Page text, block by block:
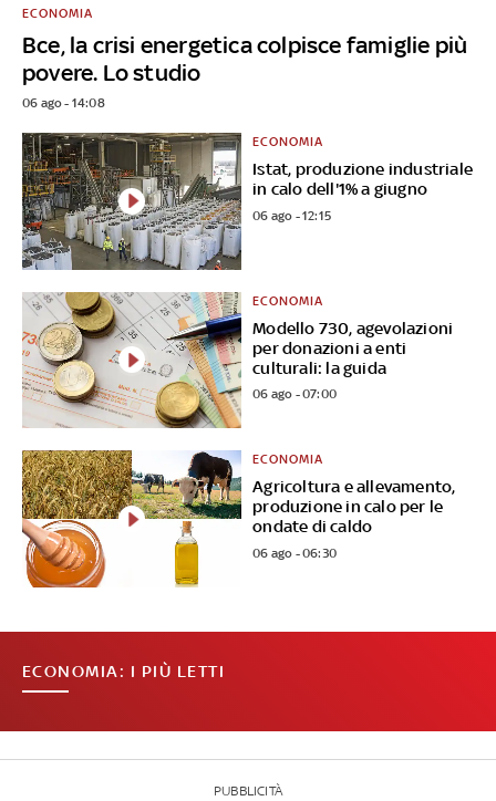
Bce, la crisi energetica colpisce famiglie più
povere. Lo studio
ECONOMIA
06 ago - 14:08
Istat, produzione industriale
in calo dell'1% a giugno
ECONOMIA
06 ago - 12:15
Modello 730, agevolazioni
per donazioni a enti
culturali: la guida
ECONOMIA
06 ago - 07:00
Agricoltura e allevamento,
produzione in calo per le
ondate di caldo
ECONOMIA
06 ago - 06:30
ECONOMIA: I PIÙ LETTI
PUBBLICITÀ